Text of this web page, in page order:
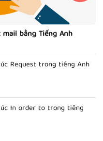
bằng Tiếng Anh
Request trong tiếng Anh
In order to trong tiếng